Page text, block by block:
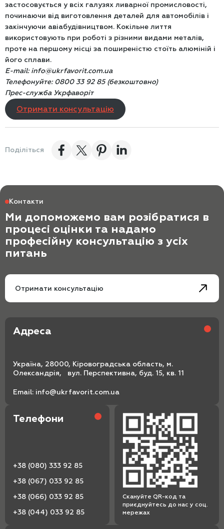
застосовується у всіх галузях ливарної промисловості,
починаючи від виготовлення деталей для автомобілів і
закінчуючи авіабудівництвом. Кокільне лиття
використовують при роботі з різними видами металів,
проте на першому місці за поширеністю стоїть алюміній і
його сплави.
E-mail: info@ukrfavorit.com.ua
Телефонуйте: 0800 33 92 85 (безкоштовно)
Прес-служба Укрфаворіт
Отримати консультацію
Поділіться
Контакти
Ми допоможемо вам розібратися в
процесі оцінки та надамо
професійну консультацію з усіх
питань
Отримати консультацію
Адреса
Україна, 28000, Кіровоградська область, м.
Олександрія, вул. Перспективна, буд. 15, кв. 11
Email: info@ukrfavorit.com.ua
Телефони
+38 (080) 333 92 85
+38 (067) 033 92 85
+38 (066) 033 92 85
+38 (044) 033 92 85
Скануйте QR-код та
приєднуйтесь до нас у соц.
мережах